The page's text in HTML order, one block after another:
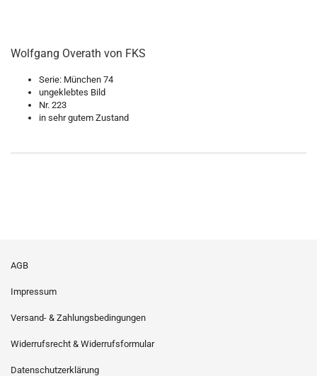
Wolfgang Overath von FKS
Serie: München 74
ungeklebtes Bild
Nr. 223
in sehr gutem Zustand
AGB
Impressum
Versand- & Zahlungsbedingungen
Widerrufsrecht & Widerrufsformular
Datenschutzerklärung